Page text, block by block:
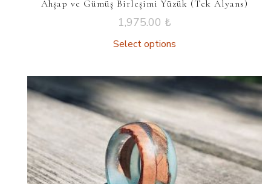
Ahşap ve Gümüş Birleşimi Yüzük (Tek Alyans)
1,975.00 ₺
Select options